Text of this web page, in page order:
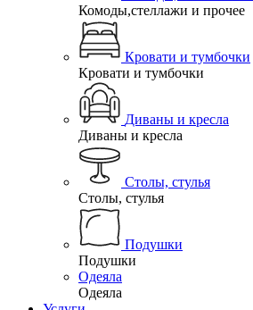
Комоды,стеллажи и прочее
Кровати и тумбочки
Кровати и тумбочки
Диваны и кресла
Диваны и кресла
Столы, стулья
Столы, стулья
Подушки
Подушки
Одеяла
Одеяла